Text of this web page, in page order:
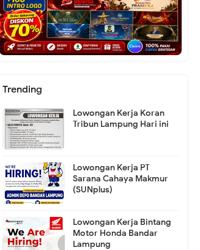
Trending
Lowongan Kerja Koran
Tribun Lampung Hari ini
Lowongan Kerja PT
Sarana Cahaya Makmur
(SUNplus)
Lowongan Kerja Bintang
Motor Honda Bandar
Lampung